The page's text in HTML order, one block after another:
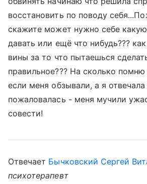
восстановить по поводу
скажите может нужно себе
давать или ещё что нибудь???
вины за то что пытаешься
правильное??? На сколько помню
если меня обзывали, а я
пожаловалась - меня мучили
совести!
Отвечает Бычковский Сергей
психотерапевт